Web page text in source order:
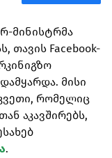
მინისტრმა
თავის Facebook-
მისი
რომელიც
აკავშირებს,
.